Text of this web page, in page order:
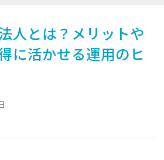
人とは？メリットや
に活かせる運用のヒ